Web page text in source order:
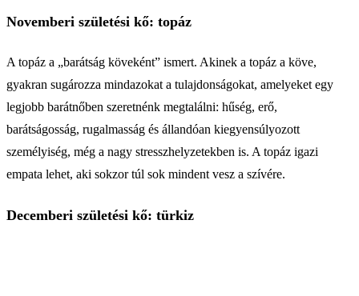
Novemberi születési kő: topáz
A topáz a „barátság köveként” ismert. Akinek a topáz a köve,
gyakran sugározza mindazokat a tulajdonságokat, amelyeket egy
legjobb barátnőben szeretnénk megtalálni: hűség, erő,
barátságosság, rugalmasság és állandóan kiegyensúlyozott
személyiség, még a nagy stresszhelyzetekben is. A topáz igazi
empata lehet, aki sokzor túl sok mindent vesz a szívére.
Decemberi születési kő: türkiz